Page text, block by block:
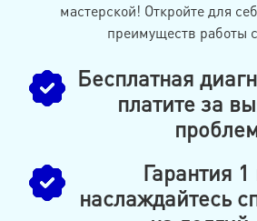
мастерской! Откройте для
преимуществ работы
Бесплатная
платите за
Гарантия
наслаждайтесь